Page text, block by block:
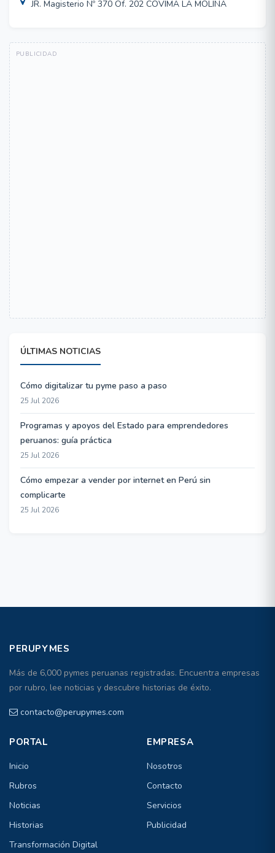
JR. Magisterio Nº 370 Of. 202 COVIMA LA MOLINA
ÚLTIMAS NOTICIAS
Cómo digitalizar tu pyme paso a paso
25 Jul 2026
Programas y apoyos del Estado para emprendedores
peruanos: guía práctica
25 Jul 2026
Cómo empezar a vender por internet en Perú sin
complicarte
25 Jul 2026
PERUPYMES
Más de 6,000 pymes peruanas registradas. Encuentra empresas
por rubro, lee noticias y descubre historias de éxito.
contacto@perupymes.com
PORTAL
Inicio
Rubros
Noticias
Historias
Transformación Digital
EMPRESA
Nosotros
Contacto
Servicios
Publicidad